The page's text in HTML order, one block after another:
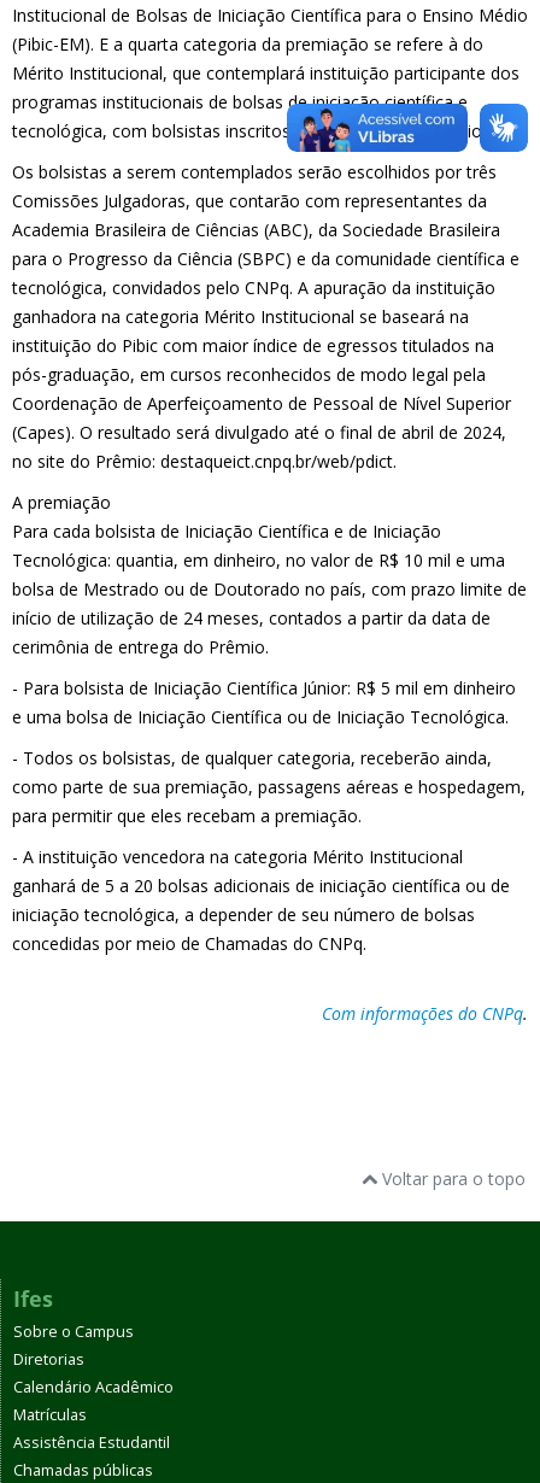
Institucional de Bolsas de Iniciação Científica para o Ensino Médio
(Pibic-EM). E a quarta categoria da premiação se refere à do
Mérito Institucional, que contemplará instituição participante dos
programas institucionais de bolsas de iniciação científica e
tecnológica, com bolsistas inscritos nesta edição do Prêmio.
Os bolsistas a serem contemplados serão escolhidos por três
Comissões Julgadoras, que contarão com representantes da
Academia Brasileira de Ciências (ABC), da Sociedade Brasileira
para o Progresso da Ciência (SBPC) e da comunidade científica e
tecnológica, convidados pelo CNPq. A apuração da instituição
ganhadora na categoria Mérito Institucional se baseará na
instituição do Pibic com maior índice de egressos titulados na
pós-graduação, em cursos reconhecidos de modo legal pela
Coordenação de Aperfeiçoamento de Pessoal de Nível Superior
(Capes). O resultado será divulgado até o final de abril de 2024,
no site do Prêmio: destaqueict.cnpq.br/web/pdict.
A premiação
Para cada bolsista de Iniciação Científica e de Iniciação
Tecnológica: quantia, em dinheiro, no valor de R$ 10 mil e uma
bolsa de Mestrado ou de Doutorado no país, com prazo limite de
início de utilização de 24 meses, contados a partir da data de
cerimônia de entrega do Prêmio.
- Para bolsista de Iniciação Científica Júnior: R$ 5 mil em dinheiro
e uma bolsa de Iniciação Científica ou de Iniciação Tecnológica.
- Todos os bolsistas, de qualquer categoria, receberão ainda,
como parte de sua premiação, passagens aéreas e hospedagem,
para permitir que eles recebam a premiação.
- A instituição vencedora na categoria Mérito Institucional
ganhará de 5 a 20 bolsas adicionais de iniciação científica ou de
iniciação tecnológica, a depender de seu número de bolsas
concedidas por meio de Chamadas do CNPq.
Com informações do CNPq.
Voltar para o topo
Ifes
Sobre o Campus
Diretorias
Calendário Acadêmico
Matrículas
Assistência Estudantil
Chamadas públicas